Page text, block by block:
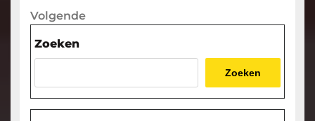
Volgende
Volgende
Zoeken
Zoeken